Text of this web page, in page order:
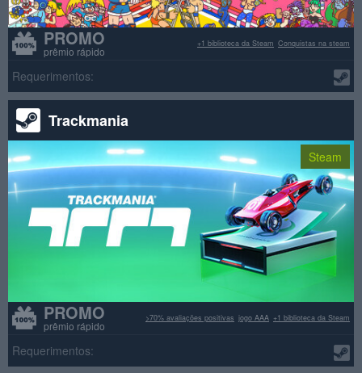
PROMO
prêmio rápido
Conquistas na steam
+1 biblioteca da Steam
Requerimentos:
Trackmania
Steam
PROMO
prêmio rápido
+1 biblioteca da Steam
jogo AAA
>70% avaliações positivas
Requerimentos: